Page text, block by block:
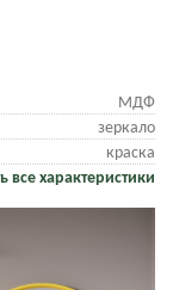
МДФ
зеркало
краска
все характеристики